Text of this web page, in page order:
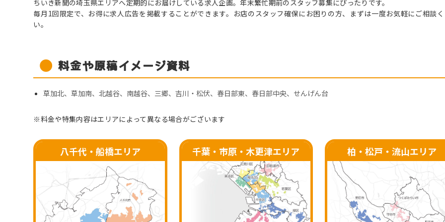
ちいき新聞の埼玉県エリアへ定期的にお届けしている求人企画。年末繁忙期前のスタッフ募集にぴったりです。
毎月1回限定で、お得に求人広告を掲載することができます。お店のスタッフ確保にお困りの方、まずは一度お気軽にご相談
い。
料金や原稿イメージ資料
草加北、草加南、北越谷、南越谷、三郷、吉川・松伏、春日部東、春日部中央、せんげん台
※料金や特集内容はエリアによって異なる場合がございます
八千代・船橋エリア 千葉・市原・木更津エリア 柏・松戸・流山エリア